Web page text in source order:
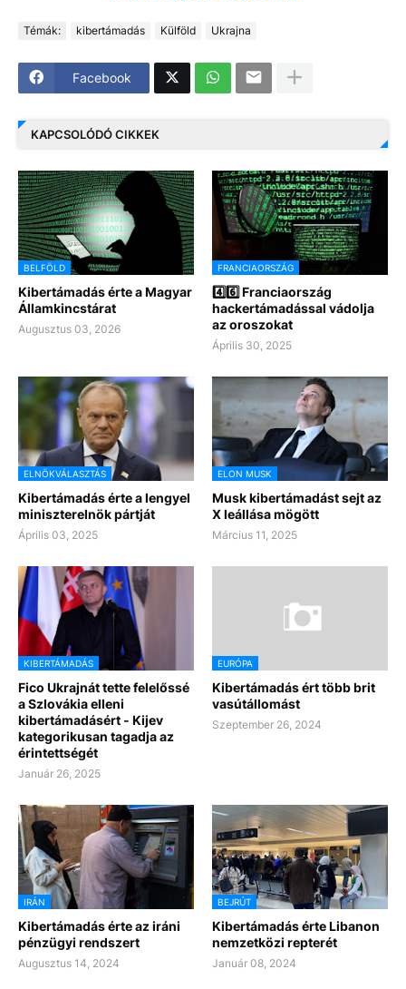
Témák: kibertámadás Külföld Ukrajna
Facebook
KAPCSOLÓDÓ CIKKEK
BELFÖLD
Kibertámadás érte a Magyar
Államkincstárat
Augusztus 03, 2026
FRANCIAORSZÁG
4️⃣6️⃣ Franciaország
hackertámadással vádolja
az oroszokat
Április 30, 2025
ELNÖKVÁLASZTÁS
Kibertámadás érte a lengyel
miniszterelnök pártját
Április 03, 2025
ELON MUSK
Musk kibertámadást sejt az
X leállása mögött
Március 11, 2025
KIBERTÁMADÁS
Fico Ukrajnát tette felelőssé
a Szlovákia elleni
kibertámadásért - Kijev
kategorikusan tagadja az
érintettségét
Január 26, 2025
EURÓPA
Kibertámadás ért több brit
vasútállomást
Szeptember 26, 2024
IRÁN
Kibertámadás érte az iráni
pénzügyi rendszert
Augusztus 14, 2024
BEJRÚT
Kibertámadás érte Libanon
nemzetközi repterét
Január 08, 2024